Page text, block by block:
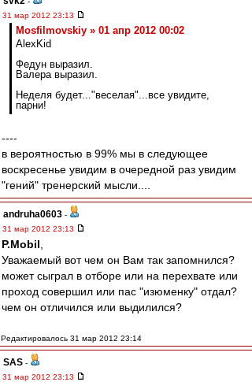
31 мар 2012 23:13
Mosfilmovskiy » 01 апр 2012 00:02
AlexKid
Федун выразил.
Валера выразил.
Неделя будет..."веселая"...все увидите,
парни!
----
в вероятностью в 99% мы в следующее
воскресенье увидим в очередной раз увидим
"гений" тренерский мысли....
andruha0603 -
31 мар 2012 23:13
P.Mobil
Уважаемый вот чем он Вам так запомнился?
может сыграл в отборе или на перехвате или
проход совершил или пас "изюменку" отдал?
чем он отличился или выдилился?
Редактировалось 31 мар 2012 23:14
SAS -
31 мар 2012 23:13